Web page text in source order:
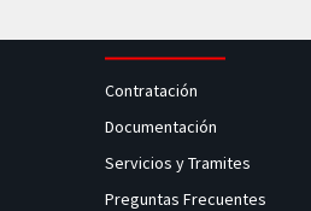
Contratación
Documentación
Servicios y Tramites
Preguntas Frecuentes